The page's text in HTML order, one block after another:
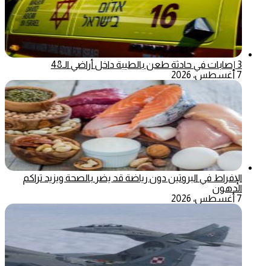
3 إصابات في حادثة طعن بالطيبة داخل أراضي الـ48
7 أغسطس، 2026
الإفراط في البروتين دون رياضة قد يضر بالصحة ويزيد تراكم
الدهون
7 أغسطس، 2026